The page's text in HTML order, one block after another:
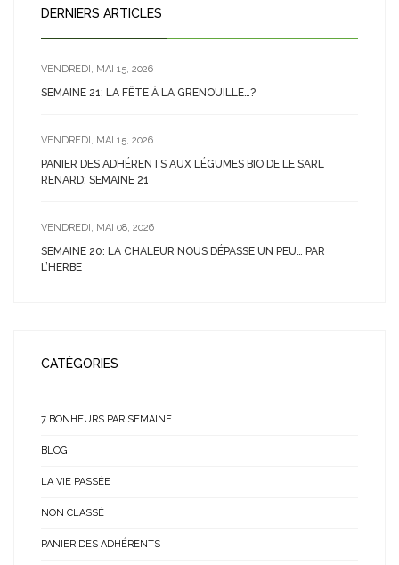
DERNIERS ARTICLES
VENDREDI, MAI 15, 2026
SEMAINE 21: LA FÊTE À LA GRENOUILLE…?
VENDREDI, MAI 15, 2026
PANIER DES ADHÉRENTS AUX LÉGUMES BIO DE LE SARL
RENARD: SEMAINE 21
VENDREDI, MAI 08, 2026
SEMAINE 20: LA CHALEUR NOUS DÉPASSE UN PEU… PAR
L’HERBE
CATÉGORIES
7 BONHEURS PAR SEMAINE…
BLOG
LA VIE PASSÉE
NON CLASSÉ
PANIER DES ADHÉRENTS